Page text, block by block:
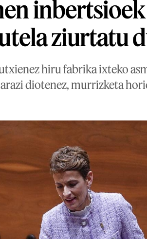
ziurtatu
hiru fabrika ixteko
diotenez, murrizketa